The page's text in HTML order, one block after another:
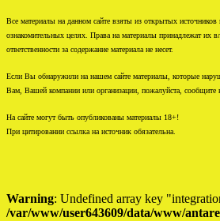
Все материалы на данном сайте взяты из открытых
ознакомительных целях. Права на материалы принадлежат их
ответственности за содержание материала не несет.
Если Вы обнаружили на нашем сайте материалы, которые
Вам, Вашей компании или организации, пожалуйста, сообщите
На сайте могут быть опубликованы материалы 18+!
При цитировании ссылка на источник обязательна.
Warning: Undefined array key
/var/www/user643609/data/www/